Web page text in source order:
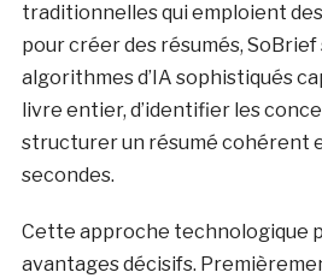
traditionnelles qui emploient
pour créer des résumés, SoBrief
algorithmes d’IA sophistiqués
livre entier, d’identifier les
structurer un résumé cohérent
secondes.
Cette approche technologique
avantages décisifs.